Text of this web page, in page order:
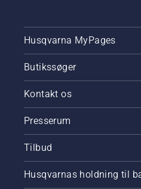
Husqvarna MyPages
Butikssøger
Kontakt os
Presserum
Tilbud
Husqvarnas holdning til